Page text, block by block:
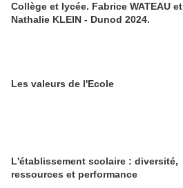
Collège et lycée. Fabrice WATEAU et
Nathalie KLEIN - Dunod 2024.
Les valeurs de l'Ecole
L'établissement scolaire : diversité,
ressources et performance